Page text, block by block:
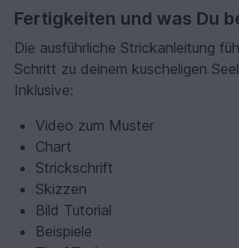
Fertigkeiten und was Du
Die ausführliche Strickanleitung
Schritt zu deinem kuscheligen
Inklusive:
Video zum Muster
Chart
Strickschrift
Skizzen
Bild Tutorial
Beispiele